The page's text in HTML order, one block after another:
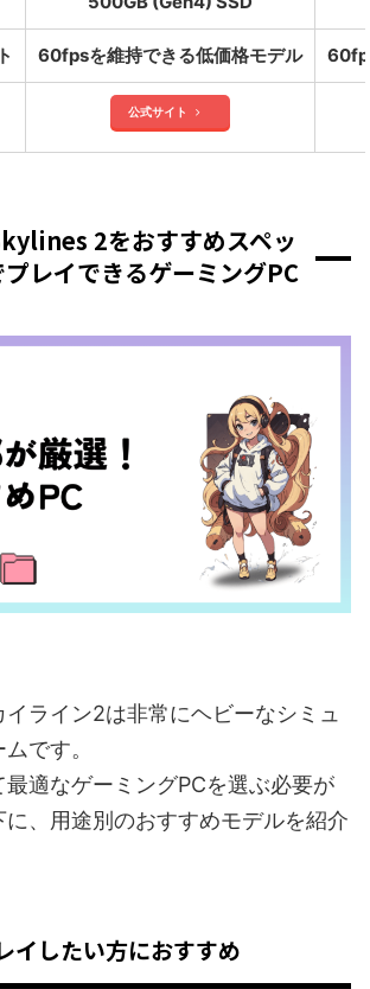
60fpsを維持できる低価格モデル
公式サイト
2をおすすめスペッ
レイできるゲーミングPC
ライン2は非常にヘビーなシミュ
です。
最適なゲーミングPCを選ぶ必要が
に、用途別のおすすめモデルを紹介
イしたい方におすすめ